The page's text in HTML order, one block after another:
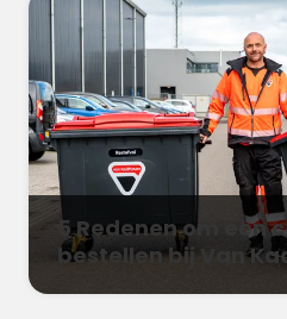
5 Redenen om een
bestellen bij Van